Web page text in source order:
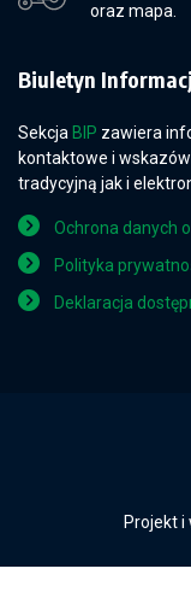
oraz mapa.
Biuletyn
Sekcja BIP zawiera
kontaktowe i
tradycyjną jak i
Ochrona danych
Polityka
Deklaracja
Projekt i